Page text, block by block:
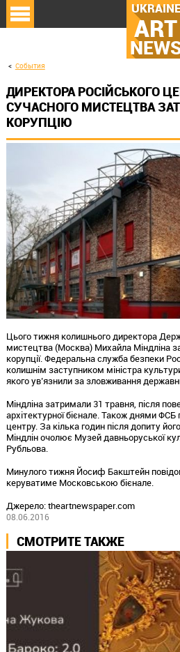
UKRAINE
ART
События
ДИРЕКТОРА РОСІЙСЬКОГО
СУЧАСНОГО МИСТЕЦТВА
КОРУПЦІЮ
Цього тижня колишнього директора
мистецтва (Москва) Михайла Міндліна
корупції. Федеральна служба безпеки
колишнім заступником міністра
якого ув’язнили за зловживання
Міндліна затримали 31 травня, після
архітектурної бієнале. Також днями
центру. За кілька годин після допиту
Міндлін очолює Музей давньоруської
Рубльова.
Минулого тижня Йосиф Бакштейн
керуватиме Московською бієнале.
Джерело: theartnewspaper.com
08.06.2016
СМОТРИТЕ ТАКЖЕ